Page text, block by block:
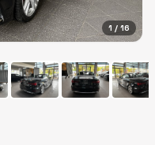
1 / 16